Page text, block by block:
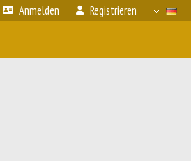
Anmelden Registrieren